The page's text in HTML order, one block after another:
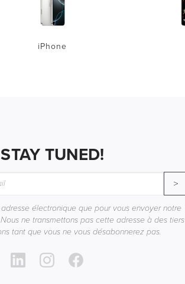
iPhone
STAY TUNED!
>
électronique que pour vous envoyer notre
ne transmettons pas cette adresse à des tiers
tant que vous ne vous désabonnerez pas.